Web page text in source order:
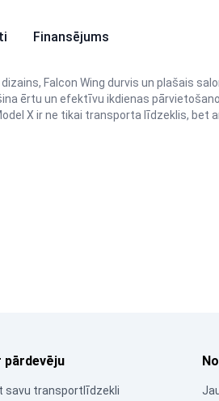
Finansējums
Falcon Wing durvis un plašais
ērtu un efektīvu ikdienas
X ir ne tikai transporta līdzeklis, bet
pārdevēju
savu transportlīdzekli